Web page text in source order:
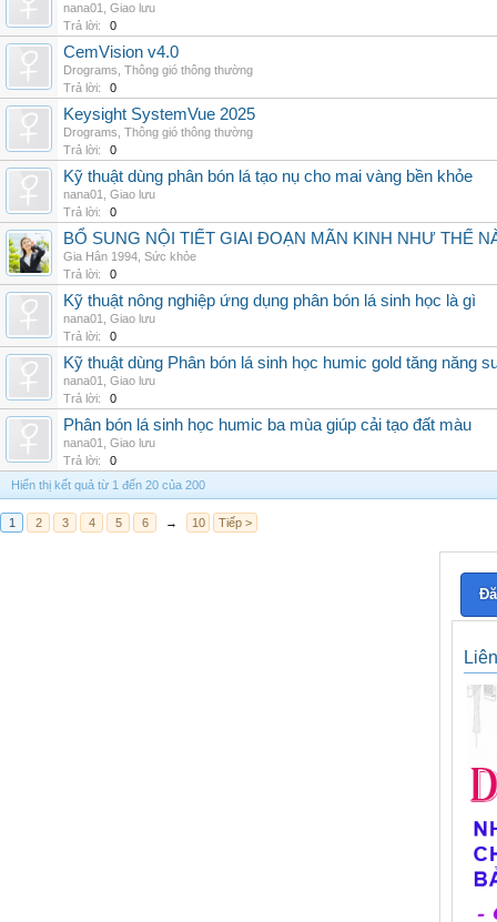
nana01
Giao lưu
Trả lời:
0
CemVision v4.0
Drograms Thông gió thông thường
Trả lời:
0
Keysight SystemVue 2025
Drograms Thông gió thông thường
Trả lời:
0
Kỹ thuật dùng phân bón lá tạo nụ cho mai vàng bền khỏe
nana01
Giao lưu
Trả lời:
0
BỔ SUNG NỘI TIẾT GIAI ĐOẠN MÃN KINH NHƯ THẾ
Gia Hân 1994 Sức khỏe
Trả lời:
0
Kỹ thuật nông nghiệp ứng dụng phân bón lá sinh học là gì
nana01
Giao lưu
Trả lời:
0
Kỹ thuật dùng Phân bón lá sinh học humic gold tăng năng
nana01
Giao lưu
Trả lời:
0
Phân bón lá sinh học humic ba mùa giúp cải tạo đất màu
nana01
Giao lưu
Trả lời:
0
Hiển thị kết quả từ 1 đến 20 của 200
1 2 3 4 5 6 → 10 Tiếp >